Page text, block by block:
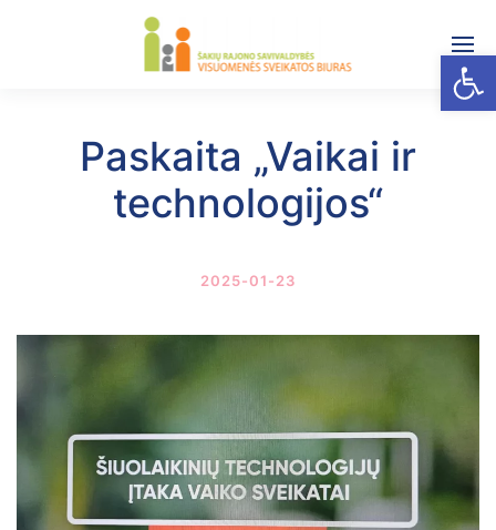
Paskaita „Vaikai ir
technologijos“
2025-01-23